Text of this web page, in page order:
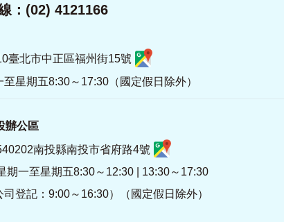
：(02) 4121166
臺北市中正區福州街15號
星期五8:30～17:30（國定假日除外）
辦公區
南投縣南投市省府路4號
期一至星期五8:30～12:30 | 13:30～17:30
司登記：9:00～16:30）（國定假日除外）